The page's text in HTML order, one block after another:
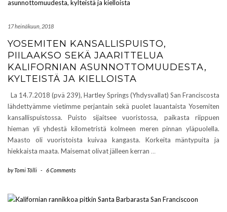
17 heinäkuun, 2018
YOSEMITEN KANSALLISPUISTO,
PIILAAKSO SEKÄ JAARITTELUA
KALIFORNIAN ASUNNOTTOMUUDESTA,
KYLTEISTÄ JA KIELLOISTA
La 14.7.2018 (pvä 239), Hartley Springs (Yhdysvallat) San Franciscosta
lähdettyämme vietimme perjantain sekä puolet lauantaista Yosemiten
kansallispuistossa. Puisto sijaitsee vuoristossa, paikasta riippuen
hieman yli yhdestä kilometristä kolmeen meren pinnan yläpuolella.
Maasto oli vuoristoista kuivaa kangasta. Korkeita mäntypuita ja
hiekkaista maata. Maisemat olivat jälleen kerran …
byTomi Tölli - 6 Comments